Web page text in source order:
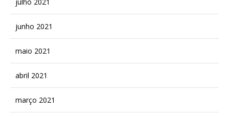
junho 2021
maio 2021
abril 2021
março 2021